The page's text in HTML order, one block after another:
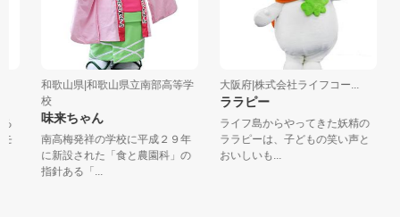
和歌山県|和歌山県立南部高等学
校
味来ちゃん
南高梅発祥の学校に平成２９年
に新設された「食と農園科」の
指針ある「...
大阪府|株式会社ライフコー...
ララピー
ライフ島からやってきた妖精の
ララピーは、子どもの笑い声と
おいしいも...